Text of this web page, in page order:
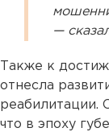
—
Также к
отнесла
реабилитации.
что в эпоху